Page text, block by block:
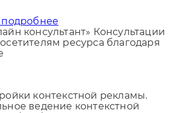
консультант»
ресурса благодаря
контекстной рекламы.
ведение контекстной
и Яндекс.Директ